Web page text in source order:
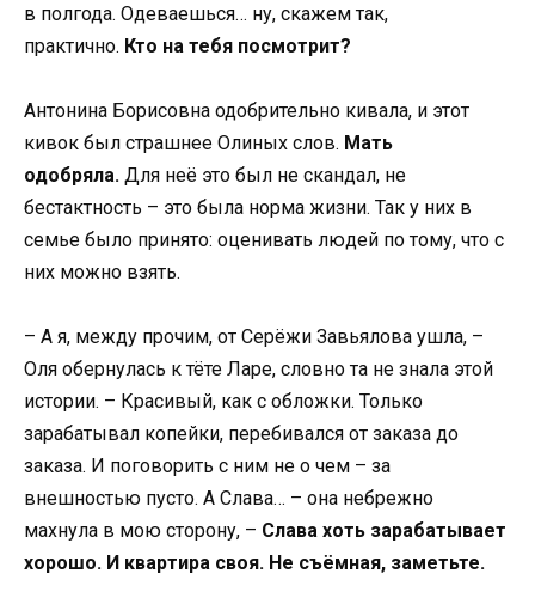
в полгода. Одеваешься… ну, скажем так,
практично. Кто на тебя посмотрит?
Антонина Борисовна одобрительно кивала, и этот
кивок был страшнее Олиных слов. Мать
одобряла. Для неё это был не скандал, не
бестактность – это была норма жизни. Так у них в
семье было принято: оценивать людей по тому, что с
них можно взять.
– А я, между прочим, от Серёжи Завьялова ушла, –
Оля обернулась к тёте Ларе, словно та не знала этой
истории. – Красивый, как с обложки. Только
зарабатывал копейки, перебивался от заказа до
заказа. И поговорить с ним не о чем – за
внешностью пусто. А Слава… – она небрежно
махнула в мою сторону, – Слава хоть зарабатывает
хорошо. И квартира своя. Не съёмная, заметьте.